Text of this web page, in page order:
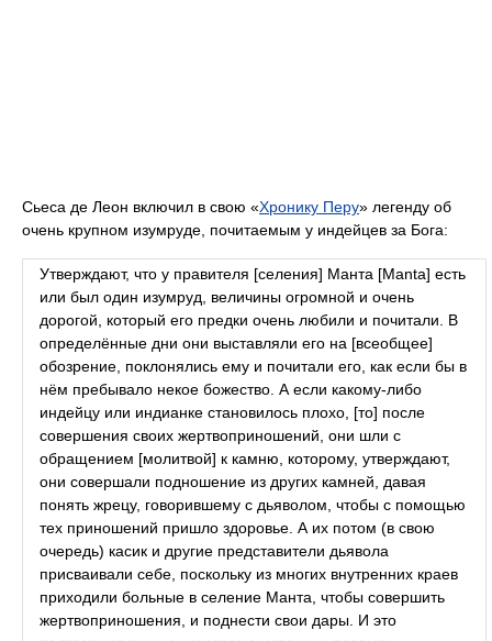
Сьеса де Леон включил в свою «Хронику Перу» легенду об
очень крупном изумруде, почитаемым у индейцев за Бога:
Утверждают, что у правителя [селения] Манта [Manta] есть
или был один изумруд, величины огромной и очень
дорогой, который его предки очень любили и почитали. В
определённые дни они выставляли его на [всеобщее]
обозрение, поклонялись ему и почитали его, как если бы в
нём пребывало некое божество. А если какому-либо
индейцу или индианке становилось плохо, [то] после
совершения своих жертвоприношений, они шли с
обращением [молитвой] к камню, которому, утверждают,
они совершали подношение из других камней, давая
понять жрецу, говорившему с дьяволом, чтобы с помощью
тех приношений пришло здоровье. А их потом (в свою
очередь) касик и другие представители дьявола
присваивали себе, поскольку из многих внутренних краев
приходили больные в селение Манта, чтобы совершить
жертвоприношения, и поднести свои дары. И это